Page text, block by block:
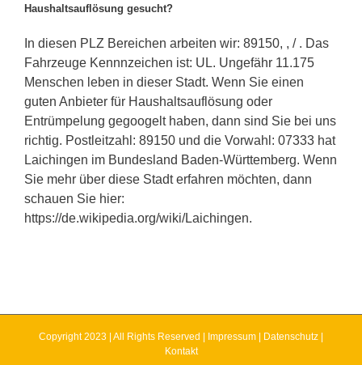
Haushaltsauflösung gesucht?
In diesen PLZ Bereichen arbeiten wir: 89150, , / . Das
Fahrzeuge Kennnzeichen ist: UL. Ungefähr 11.175
Menschen leben in dieser Stadt. Wenn Sie einen
guten Anbieter für Haushaltsauflösung oder
Entrümpelung gegoogelt haben, dann sind Sie bei uns
richtig. Postleitzahl: 89150 und die Vorwahl: 07333 hat
Laichingen im Bundesland Baden-Württemberg. Wenn
Sie mehr über diese Stadt erfahren möchten, dann
schauen Sie hier:
https://de.wikipedia.org/wiki/Laichingen.
Copyright 2023 | All Rights Reserved | Impressum Datenschutz
Kontakt